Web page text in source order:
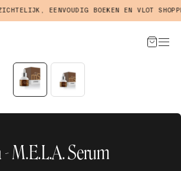
EENVOUDIG BOEKEN EN VLOT
M.E.L.A. Serum